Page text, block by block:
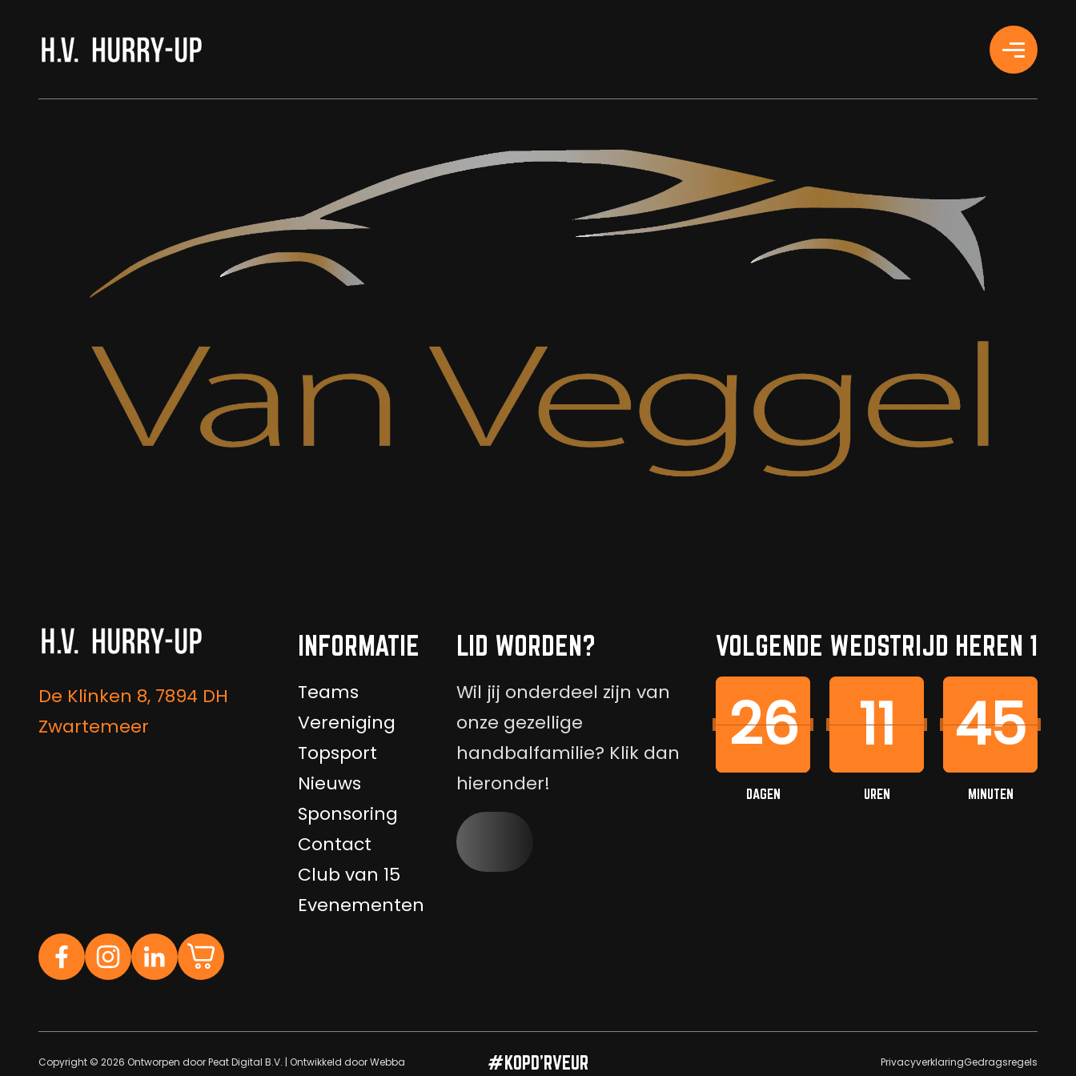
De Klinken 8, 7894 DH
Zwartemeer
INFORMATIE
Teams
Vereniging
Topsport
Nieuws
Sponsoring
Contact
Club van 15
Evenementen
LID WORDEN?
Wil jij onderdeel zijn van
onze gezellige
handbalfamilie? Klik dan
hieronder!
VOLGENDE WEDSTRIJD HEREN 1
26 11 45
DAGEN UREN MINUTEN
Copyright © 2026 Ontworpen doorPeat Digital B.V. | Ontwikkeld doorWebba #KOPD’RVEUR PrivacyverklaringGedragsregels